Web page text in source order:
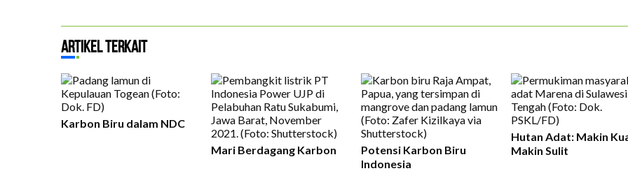
Artikel Terkait
Karbon Biru dalam NDC
Mari Berdagang Karbon
Potensi Karbon Biru
Indonesia
Hutan Adat: Makin
Makin Sulit